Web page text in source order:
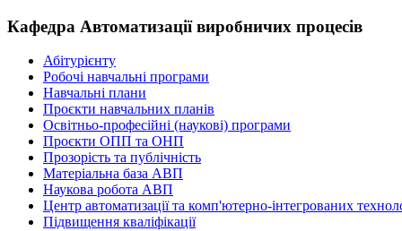
Кафедра Автоматизації виробничих процесів
Абітурієнту
Робочі навчальні програми
Навчальні плани
Проєкти навчальних планів
Освітньо-професійні (наукові) програми
Проєкти ОПП та ОНП
Прозорість та публічність
Матеріальна база АВП
Наукова робота АВП
Центр автоматизації та комп'ютерно-інтегрованих
Підвищення кваліфікації